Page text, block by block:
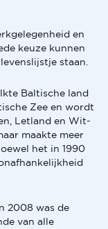
en
keuze kunnen
staan.
Baltische land
Zee en wordt
Letland en Wit-
maakte meer
het in 1990
2008 was de
van alle